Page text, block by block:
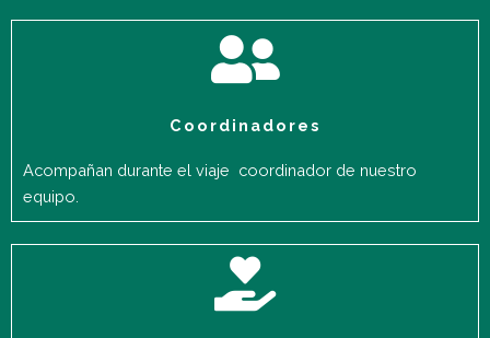
Coordinadores
Acompañan durante el viaje coordinador de nuestro
equipo.